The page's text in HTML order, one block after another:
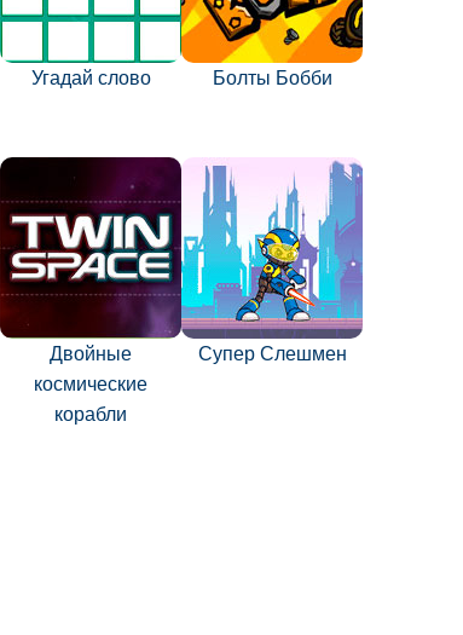
Угадай слово Болты Бобби
Двойные
космические
корабли
Супер Слешмен